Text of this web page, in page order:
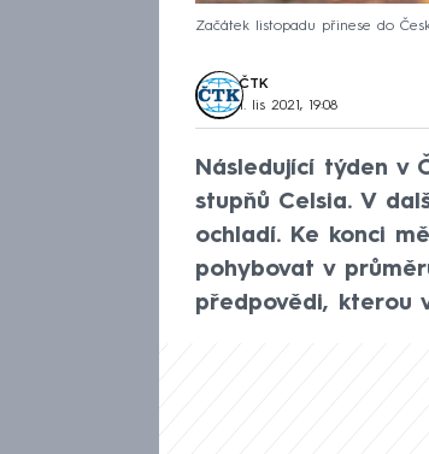
Začátek listopadu přinese do
ČTK
1. lis 2021, 19:08
Následující týden v
stupňů Celsia. V
ochladí. Ke konci
pohybovat v
předpovědi, kterou